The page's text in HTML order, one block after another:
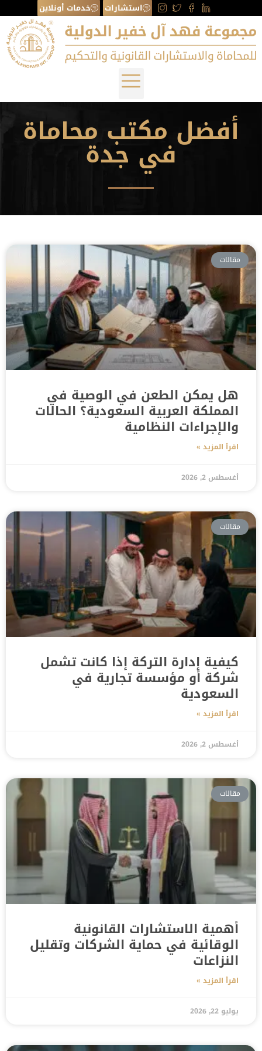
استشارات خدمات أونلاين
أفضل مكتب محاماة
في جدة
مقالات
هل يمكن الطعن في الوصية في
المملكة العربية السعودية؟ الحالات
والإجراءات النظامية
اقرأ المزيد »
أغسطس 2, 2026
مقالات
كيفية إدارة التركة إذا كانت تشمل
شركة أو مؤسسة تجارية في
السعودية
اقرأ المزيد »
أغسطس 2, 2026
مقالات
أهمية الاستشارات القانونية
الوقائية في حماية الشركات وتقليل
النزاعات
اقرأ المزيد »
يوليو 22, 2026